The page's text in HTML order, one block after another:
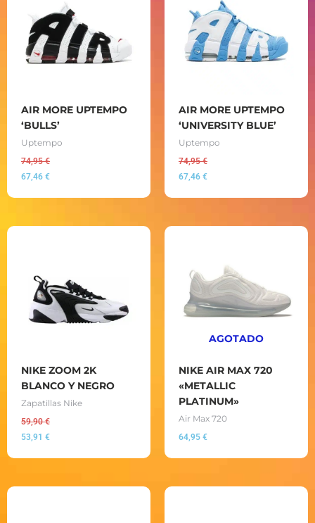
AIR MORE UPTEMPO
‘BULLS’
Uptempo
74,95€
67,46 €
AIR MORE UPTEMPO
‘UNIVERSITY BLUE’
Uptempo
74,95€
67,46 €
NIKE ZOOM 2K
BLANCO Y NEGRO
Zapatillas Nike
59,90€
53,91 €
AGOTADO
NIKE AIR MAX 720
«METALLIC
PLATINUM»
Air Max 720
64,95 €